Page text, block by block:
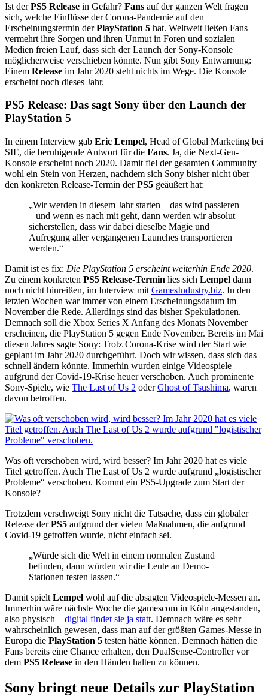
Ist derPS5 Release in Gefahr? Fans auf der ganzen Welt fragen
sich, welche Einflüsse der Corona-Pandemie auf den
Erscheinungstermin derPlayStation 5 hat. Weltweit ließen Fans
vermehrt ihre Sorgen und ihren Unmut in Foren und sozialen
Medien freien Lauf, dass sich der Launch der Sony-Konsole
möglicherweise verschieben könnte. Nun gibt Sony Entwarnung:
Einem Release im Jahr 2020 steht nichts im Wege. Die Konsole
erscheint noch dieses Jahr.
PS5 Release: Das sagt Sony über den Launch der
PlayStation 5
In einem Interview gab Eric Lempel, Head of Global Marketing bei
SIE, die beruhigende Antwort für die Fans. Ja, die Next-Gen-
Konsole erscheint noch 2020. Damit fiel der gesamten Community
wohl ein Stein von Herzen, nachdem sich Sony bisher nicht über
den konkreten Release-Termin derPS5 geäußert hat:
„Wir werden in diesem Jahr starten – das wird passieren
– und wenn es nach mit geht, dann werden wir absolut
sicherstellen, dass wir dabei dieselbe Magie und
Aufregung aller vergangenen Launches transportieren
werden.“
Damit ist es fix: Die PlayStation 5 erscheint weiterhin Ende 2020.
Zu einem konkreten PS5 Release-Termin lies sich Lempel dann
noch nicht hinreißen, im Interview mit GamesIndustry.biz. In den
letzten Wochen war immer von einem Erscheinungsdatum im
November die Rede. Allerdings sind das bisher Spekulationen.
Demnach soll die Xbox Series X Anfang des Monats November
erscheinen, die PlayStation 5 gegen Ende November. Bereits im Mai
diesen Jahres sagte Sony: Trotz Corona-Krise wird der Start wie
geplant im Jahr 2020 durchgeführt. Doch wir wissen, dass sich das
schnell ändern könnte. Immerhin wurden einige Videospiele
aufgrund der Covid-19-Krise heuer verschoben. Auch prominente
Sony-Spiele, wie The Last of Us 2 oderGhost of Tsushima, waren
davon betroffen.
Was oft verschoben wird, wird besser? Im Jahr 2020 hat es viele
Titel getroffen. Auch The Last of Us 2 wurde aufgrund „logistischer
Probleme“ verschoben. Kommt ein PS5-Upgrade zum Start der
Konsole?
Trotzdem verschweigt Sony nicht die Tatsache, dass ein globaler
Release derPS5 aufgrund der vielen Maßnahmen, die aufgrund
Covid-19 getroffen wurde, nicht einfach sei.
„Würde sich die Welt in einem normalen Zustand
befinden, dann würden wir die Leute an Demo-
Stationen testen lassen.“
Damit spielt Lempel wohl auf die absagten Videospiele-Messen an.
Immerhin wäre nächste Woche die gamescom in Köln angestanden,
also physisch – digital findet sie ja statt. Demnach wäre es sehr
wahrscheinlich gewesen, dass man auf der größten Games-Messe in
Europa die PlayStation 5 testen hätte können. Demnach hätten die
Fans bereits eine Chance erhalten, den DualSense-Controller vor
dem PS5 Release in den Händen halten zu können.
Sony bringt neue Details zur PlayStation